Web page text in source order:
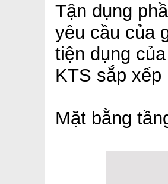
Tận dụng
yêu cầu của
tiện dụng
KTS sắp
Mặt bằng